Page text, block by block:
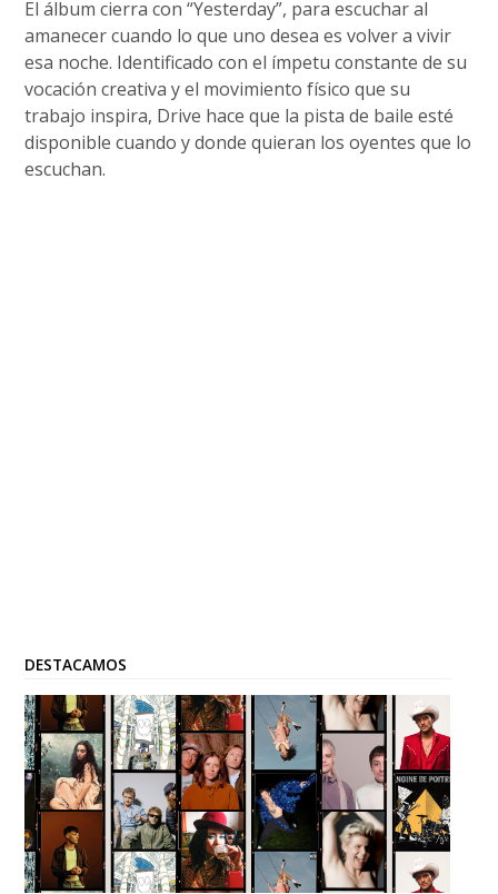
El álbum cierra con “Yesterday”, para escuchar al
amanecer cuando lo que uno desea es volver a vivir
esa noche. Identificado con el ímpetu constante de su
vocación creativa y el movimiento físico que su
trabajo inspira, Drive hace que la pista de baile esté
disponible cuando y donde quieran los oyentes que lo
escuchan.
DESTACAMOS